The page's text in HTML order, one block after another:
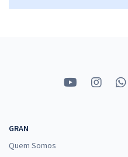
GRAN
Quem Somos